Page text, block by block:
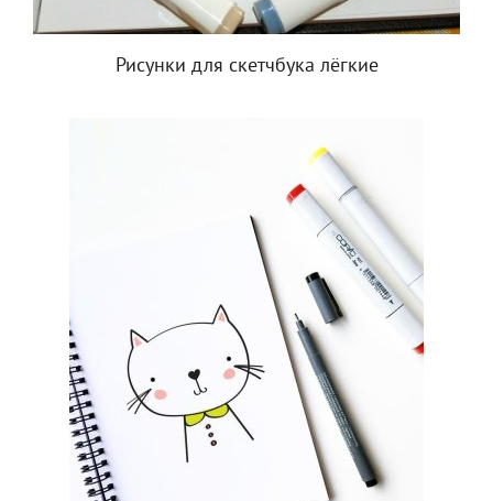
Рисунки для скетчбука лёгкие